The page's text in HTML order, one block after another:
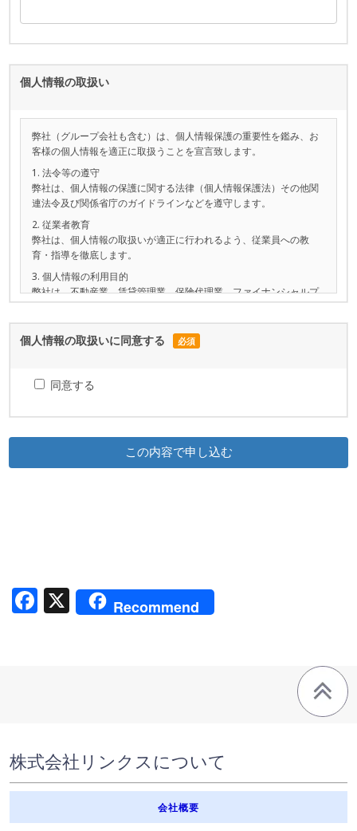
個人情報の取扱い
弊社（グループ会社も含む）は、個人情報保護の重要性を鑑み、お
客様の個人情報を適正に取扱うことを宣言致します。
1. 法令等の遵守
弊社は、個人情報の保護に関する法律（個人情報保護法）その他関
連法令及び関係省庁のガイドラインなどを遵守します。
2. 従業者教育
弊社は、個人情報の取扱いが適正に行われるよう、従業員への教
育・指導を徹底します。
3. 個人情報の利用目的
弊社は、不動産業、賃貸管理業、保険代理業、ファイナンシャルプ
ランニング事業を営んでおり、各事業を通じて取得した個人情報
（住所、氏名、生年月日、勤務先、年収、電話番号、携帯電話番
号、メールアドレス等）を、弊社が行う下記業務の遂行に必要な範
囲で利用させていただきます。なお、これら以外の目的に個人情報
●不動産売買、賃貸、不動産管理・メンテナンス及びこれらに付帯・
活動並びに顧客動向分析、商品開発などの調査分析
●損害保険、生命保険及びこれらに付帯・関連するサービスの提供等
の保険会社の業務並びに顧客動向分析、商品開発などの調査分析
ります。
【弊社のグループ会社】 株式会社リンクスマネジメント
弊社は、取扱う個人データの漏洩・滅失または毀損の防止その他の
に、利用目的の達成に必要とされる正確性・最新性を確保するため
に適切な措置を講じています。
6. 個人データの第三者への提供
弊社は、個人データを第三者に提供するにあたり、以下の場合を除
き、ご本人の同意なく第三者に個人データを提供しません。
個人情報の取扱いに同意する 必須
同意する
Facebook
X Recommend
株式会社リンクスについて
会社概要